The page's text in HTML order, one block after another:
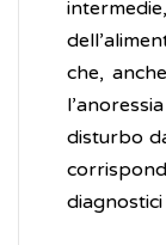
che,
disturbo